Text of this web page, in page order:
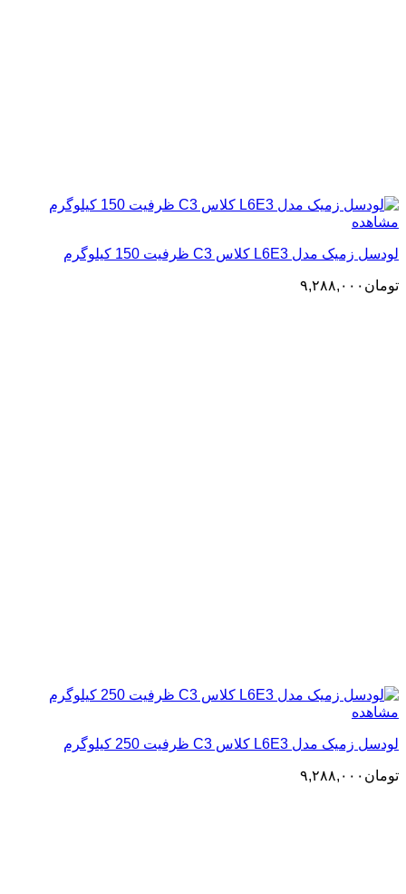
مشاهده
لودسل زمیک مدل L6E3 کلاس C3 ظرفیت 150 کیلوگرم
تومان ۹,۲۸۸,۰۰۰
مشاهده
لودسل زمیک مدل L6E3 کلاس C3 ظرفیت 250 کیلوگرم
تومان ۹,۲۸۸,۰۰۰